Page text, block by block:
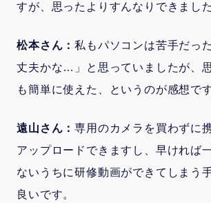
すが、思ったよりすんなりできました
松本さん：私もパソコンは苦手だっ
丈夫かな…」と思っていましたが、
も簡単に使えた、というのが感想です
遠山さん：専用のカメラを買わずに
アップロードできますし、早ければ
ないうちに研修動画ができてしまう
良いです。